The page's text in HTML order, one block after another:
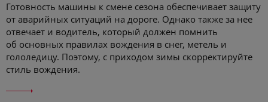
Готовность машины к смене сезона обеспечивает защиту
от аварийных ситуаций на дороге. Однако также за нее
отвечает и водитель, который должен помнить
об основных правилах вождения в снег, метель и
гололедицу. Поэтому, с приходом зимы скорректируйте
стиль вождения.